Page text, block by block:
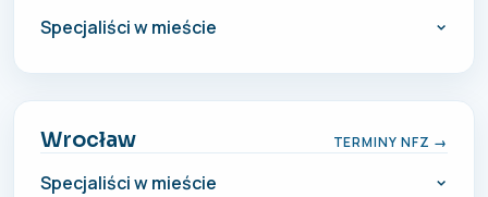
Specjaliści w mieście
Wrocław TERMINY NFZ →
Specjaliści w mieście